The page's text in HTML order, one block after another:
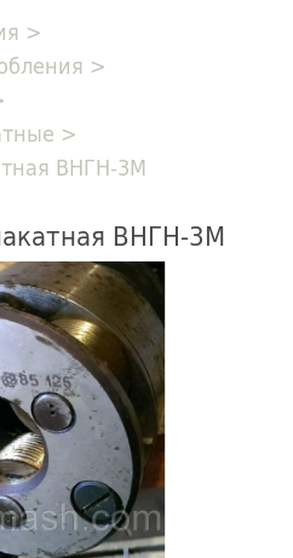
>
>
>
ВНГН-3М
ВНГН-3М